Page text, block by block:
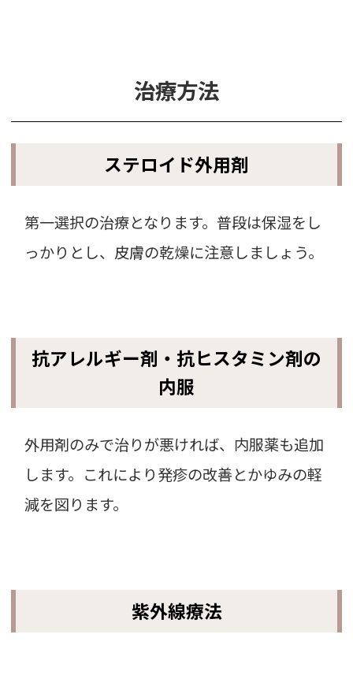
治療方法
ステロイド外用剤
第一選択の治療となります。普段は保湿をし
っかりとし、皮膚の乾燥に注意しましょう。
抗アレルギー剤・抗ヒスタミン剤の
内服
外用剤のみで治りが悪ければ、内服薬も追加
します。これにより発疹の改善とかゆみの軽
減を図ります。
紫外線療法